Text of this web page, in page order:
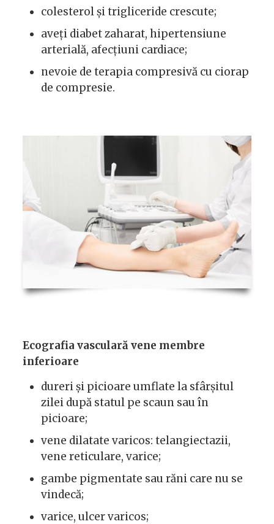
colesterol și trigliceride crescute;
aveți diabet zaharat, hipertensiune
arterială, afecțiuni cardiace;
nevoie de terapia compresivă cu ciorap
de compresie.
Ecografia vasculară vene membre
inferioare
dureri și picioare umflate la sfârșitul
zilei după statul pe scaun sau în
picioare;
vene dilatate varicos: telangiectazii,
vene reticulare, varice;
gambe pigmentate sau răni care nu se
vindecă;
varice, ulcer varicos;